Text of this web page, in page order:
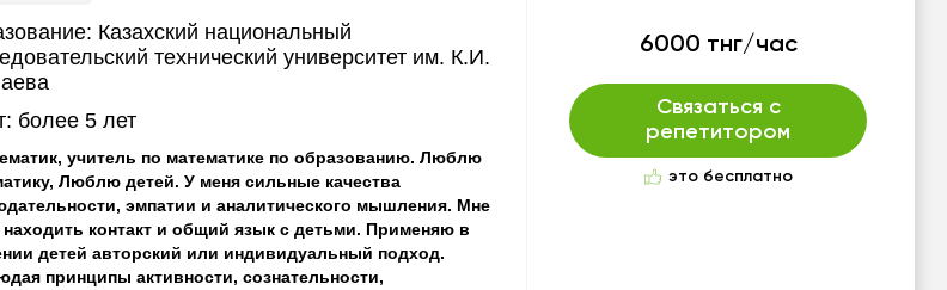
Казахский национальный
технический университет им. К.И.
более 5 лет
учитель по математике по образованию. Люблю
Люблю детей. У меня сильные качества
эмпатии и аналитического мышления. Мне
находить контакт и общий язык с детьми. Применяю в
детей авторский или индивидуальный подход.
принципы активности, сознательности,
6000 тнг/час
Связаться с
репетитором
это бесплатно